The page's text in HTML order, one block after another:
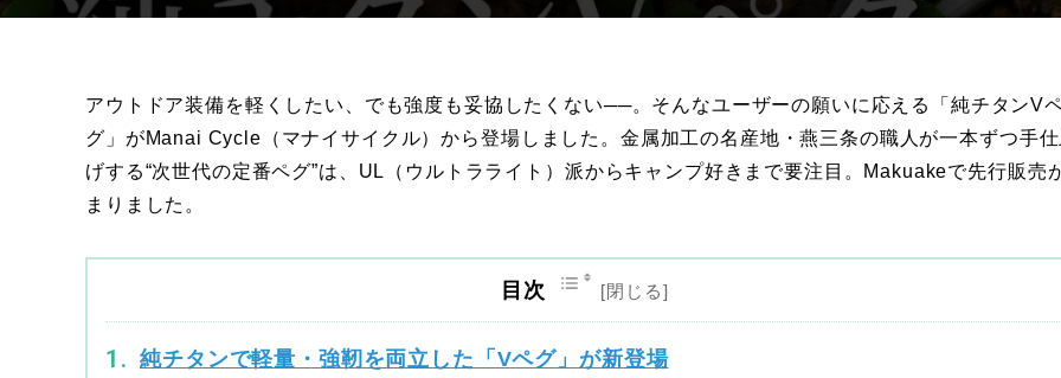
アウトドア装備を軽くしたい、でも強度も妥協したくない──。そんなユーザーの願いに応える「純チタンV
グ」がManai Cycle（マナイサイクル）から登場しました。金属加工の名産地・燕三条の職人が一本ずつ手
げする“次世代の定番ペグ”は、UL（ウルトラライト）派からキャンプ好きまで要注目。Makuakeで先行販売
まりました。
目次
純チタンで軽量・強靭を両立した「Vペグ」が新登場